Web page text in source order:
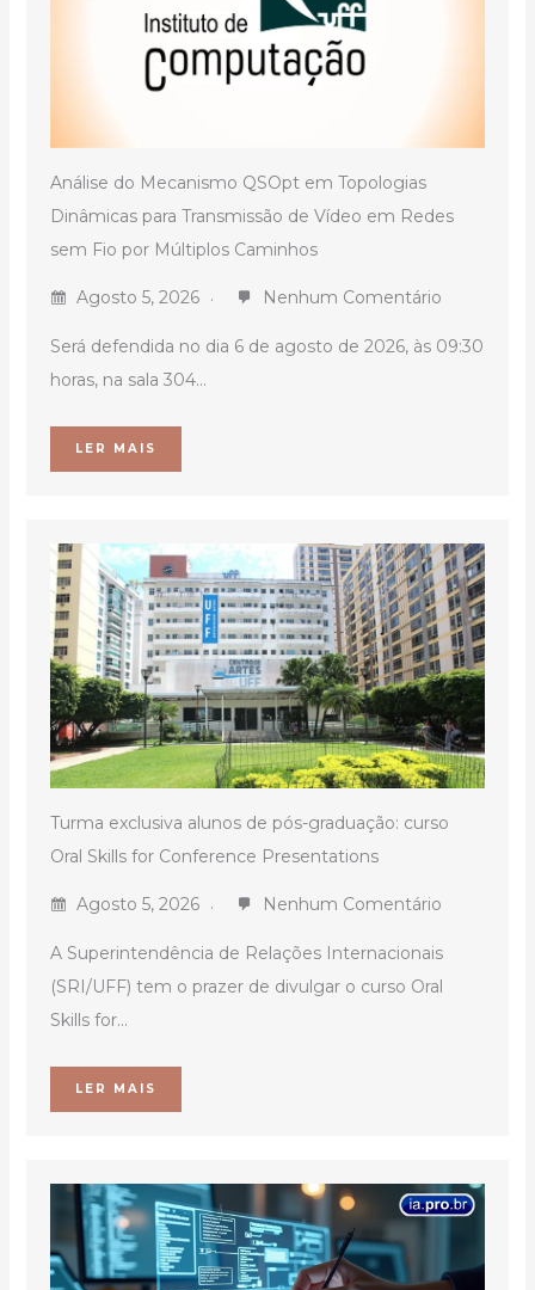
Análise do Mecanismo QSOpt em Topologias
Dinâmicas para Transmissão de Vídeo em Redes
sem Fio por Múltiplos Caminhos
Agosto 5, 2026 Nenhum Comentário
Será defendida no dia 6 de agosto de 2026, às 09:30
horas, na sala 304...
LER MAIS
Turma exclusiva alunos de pós-graduação: curso
Oral Skills for Conference Presentations
Agosto 5, 2026 Nenhum Comentário
A Superintendência de Relações Internacionais
(SRI/UFF) tem o prazer de divulgar o curso Oral
Skills for...
LER MAIS